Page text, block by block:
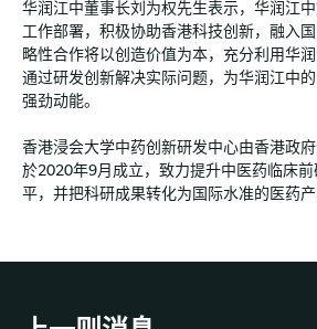
华润江中董事长刘为权先生表示，华润江
工作部署，积极协助香港科技创新，融入
略性合作将以创造价值为本，充分利用华润
通过研发创新解决实际问题，为华润江中
强劲动能。
香港浸会大学中药创新研发中心由香港政府
於2020年9月成立，致力提升中医药临床
平，并把科研成果转化为国际水准的医药产